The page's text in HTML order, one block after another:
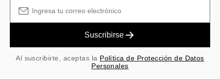
Suscribirse
Al suscribirte, aceptas la Política de Protección de Datos
Personales